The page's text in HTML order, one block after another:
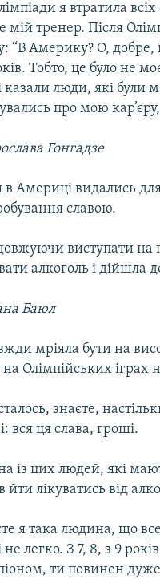
я втратила
мій тренер. Після
“В Америку? О, добре,
Тобто, це було не
казали люди, які були
про мою
Гонгадзе
в Америці видались
славою.
виступати на
алкоголь і дійшла
Баюл
мріяла бути на
на Олімпійських іграх
знаєте,
вся ця слава, гроші.
із цих людей, які
йти лікуватись від
я така людина, що
не легко. З 7, 8, з 9
ти повинен дуже